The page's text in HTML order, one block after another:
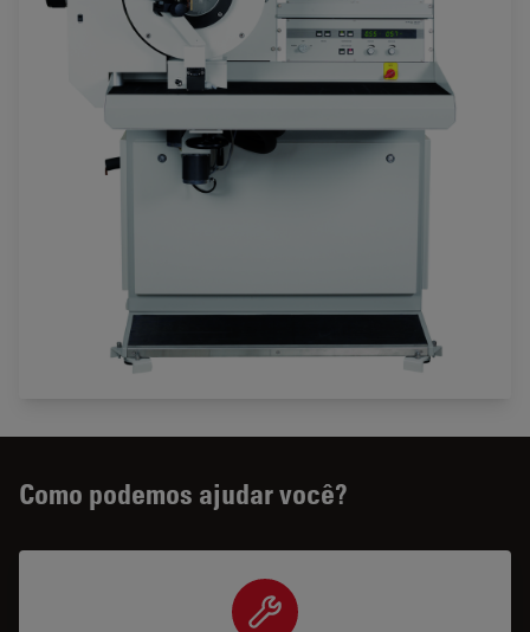
Como podemos ajudar você?